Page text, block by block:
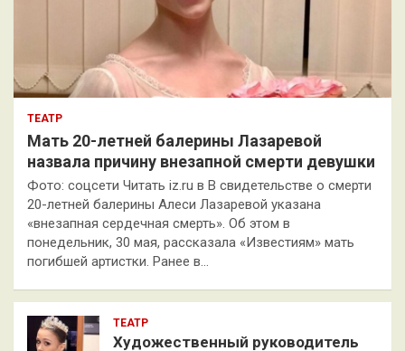
ТЕАТР
Мать 20-летней балерины Лазаревой
назвала причину внезапной смерти девушки
Фото: соцсети Читать iz.ru в В свидетельстве о смерти
20-летней балерины Алеси Лазаревой указана
«внезапная сердечная смерть». Об этом в
понедельник, 30 мая, рассказала «Известиям» мать
погибшей артистки. Ранее в…
ТЕАТР
Художественный руководитель